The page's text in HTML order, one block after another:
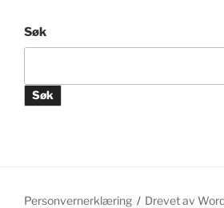
Søk
Søk
Personvernerklæring Drevet av